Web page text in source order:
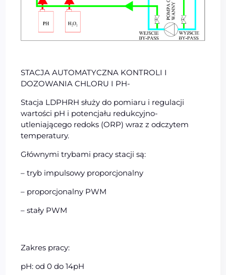
STACJA AUTOMATYCZNA KONTROLI I
DOZOWANIA CHLORU I PH-
Stacja LDPHRH służy do pomiaru i regulacji
wartości pH i potencjału redukcyjno-
utleniającego redoks (ORP) wraz z odczytem
temperatury.
Głównymi trybami pracy stacji są:
– tryb impulsowy proporcjonalny
– proporcjonalny PWM
– stały PWM
Zakres pracy:
pH: od 0 do 14pH